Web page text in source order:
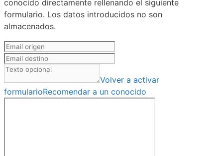
conocido directamente rellenando el siguiente
formulario. Los datos introducidos no son
almacenados.
Volver a activar
formularioRecomendar a un conocido